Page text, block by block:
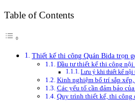
Table of Contents
Thiết kế thi công Quán Bida trọn
Đầu tư thiết kế thi công nội
Lưu ý khi thiết kế nội
Kinh nghiệm bố trí sắp
Các yếu tố cần đảm bảo
Quy trình thiết kế, thi công